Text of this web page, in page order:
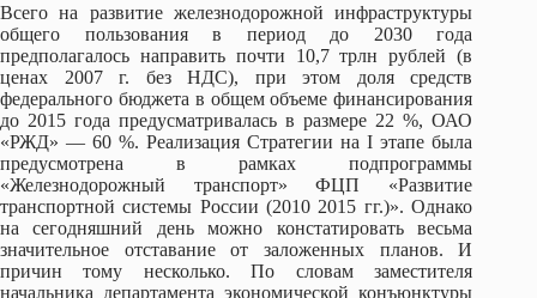
Всего на развитие железнодорожной инфраструктуры
общего пользования в период до 2030 года
предполагалось направить почти 10,7 трлн рублей (в
ценах 2007 г. без НДС), при этом доля средств
федерального бюджета в общем объеме финансирования
до 2015 года предусматривалась в размере 22 %, ОАО
«РЖД» — 60 %. Реализация Стратегии на I этапе была
предусмотрена в рамках подпрограммы
«Железнодорожный транспорт» ФЦП «Развитие
транспортной системы России (2010 2015 гг.)». Однако
на сегодняшний день можно констатировать весьма
значительное отставание от заложенных планов. И
причин тому несколько. По словам заместителя
начальника департамента экономической конъюнктуры